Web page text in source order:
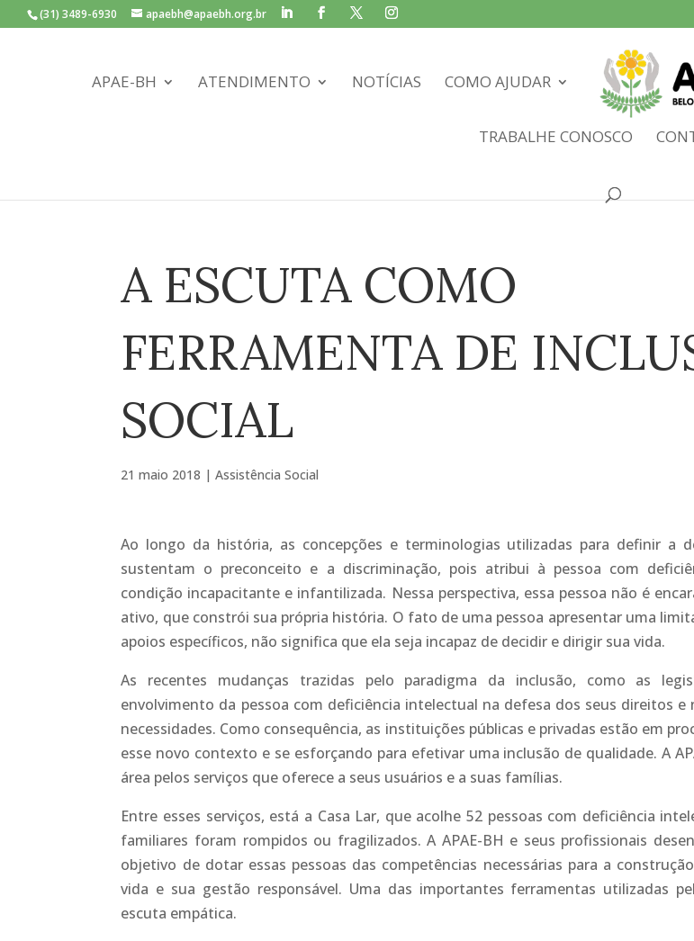
(31) 3489-6930 apaebh@apaebh.org.br
APAE-BH ATENDIMENTO NOTÍCIAS COMO AJUDAR
TRABALHE CONOSCO
A ESCUTA COMO
FERRAMENTA DE
SOCIAL
21 maio 2018 |Assistência Social
Ao longo da história, as concepções e terminologias utilizadas para definir a
sustentam o preconceito e a discriminação, pois atribui à pessoa com
condição incapacitante e infantilizada. Nessa perspectiva, essa pessoa não é
ativo, que constrói sua própria história. O fato de uma pessoa apresentar uma
apoios específicos, não significa que ela seja incapaz de decidir e dirigir sua vida.
As recentes mudanças trazidas pelo paradigma da inclusão, como as
envolvimento da pessoa com deficiência intelectual na defesa dos seus direitos e
necessidades. Como consequência, as instituições públicas e privadas estão em
esse novo contexto e se esforçando para efetivar uma inclusão de qualidade. A
área pelos serviços que oferece a seus usuários e a suas famílias.
Entre esses serviços, está a Casa Lar, que acolhe 52 pessoas com deficiência
familiares foram rompidos ou fragilizados. A APAE-BH e seus profissionais
objetivo de dotar essas pessoas das competências necessárias para a
vida e sua gestão responsável. Uma das importantes ferramentas utilizadas
escuta empática.